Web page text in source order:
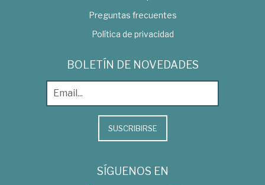
Preguntas frecuentes
Política de privacidad
BOLETÍN DE NOVEDADES
SUSCRIBIRSE
SÍGUENOS EN